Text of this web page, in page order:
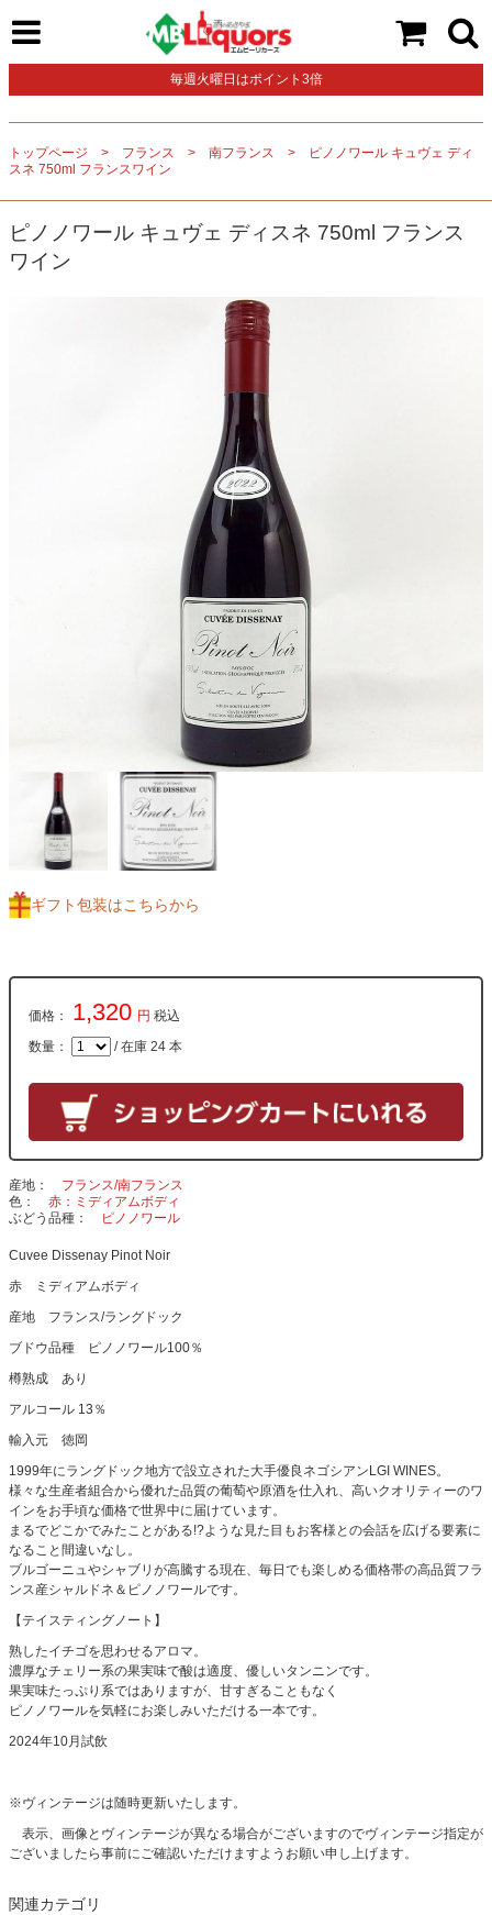
毎週火曜日はポイント3倍
トップページ フランス 南フランス
ピノノワール キュヴェ ディ
スネ 750ml フランスワイン
ピノノワール キュヴェ ディスネ 750ml フランス
ワイン
ギフト包装はこちらから
価格： 1,320 円 税込
数量： / 在庫 24 本
産地
フランス/南フランス
色
赤：ミディアムボディ
ぶどう品種
ピノノワール
Cuvee Dissenay Pinot Noir
赤 ミディアムボディ
産地 フランス/ラングドック
ブドウ品種 ピノノワール100％
樽熟成 あり
アルコール 13％
輸入元 徳岡
1999年にラングドック地方で設立された大手優良ネゴシアンLGI WINES。
様々な生産者組合から優れた品質の葡萄や原酒を仕入れ、高いクオリティーのワ
インをお手頃な価格で世界中に届けています。
まるでどこかでみたことがある!?ような見た目もお客様との会話を広げる要素に
なること間違いなし。
ブルゴーニュやシャブリが高騰する現在、毎日でも楽しめる価格帯の高品質フラ
ンス産シャルドネ＆ピノノワールです。
【テイスティングノート】
熟したイチゴを思わせるアロマ。
濃厚なチェリー系の果実味で酸は適度、優しいタンニンです。
果実味たっぷり系ではありますが、甘すぎることもなく
ピノノワールを気軽にお楽しみいただける一本です。
2024年10月試飲
※ヴィンテージは随時更新いたします。
表示、画像とヴィンテージが異なる場合がございますのでヴィンテージ指定が
ございましたら事前にご確認いただけますようお願い申し上げます。
関連カテゴリ